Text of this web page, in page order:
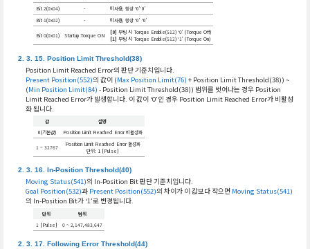
Bit 2(0x04)
-
미사용, 항상 ‘0’‘0’
Bit 1(0x02)
- 미사용, 항상 ‘0’ ‘0’
Bit 0(0x01) Startup Torque ON [0] 부팅 시 Torque Enable(512) ‘0’ (Torque Off)
[1] 부팅 시 Torque Enable(512) ‘1’ (Torque On)
Position Limit Threshold(38)
Position Limit Reached Error의 판단 기준치입니다.
Present Position(552)의 값이 (Max Position Limit(76) + Position Limit Threshold(38)) ~
(Min Position Limit(84) - Position Limit Threshold(38)) 범위를 벗어나는 경우 Position
Limit Reached Error가 발생합니다. 이 값이 ‘0’인 경우 Position Limit Reached Error가 비활성
화 됩니다.
값
설명
0(기본값)
Position Limit Reached Error 비활성화
1 ~ 32767
Position Limit Reached Error 활성화
단위: 1 [Pulse]
In-Position Threshold(40)
Moving Status(541)의 In-Position Bit 판단 기준치입니다.
Goal Position(532)과 Present Position(552)의 차이가 이 값보다 작으면 Moving Status(541)
의 In-Position Bit가 ‘1’로 변경됩니다.
단위
범위
1 [Pulse]
0 ~ 2,147,483,647
Following Error Threshold(44)